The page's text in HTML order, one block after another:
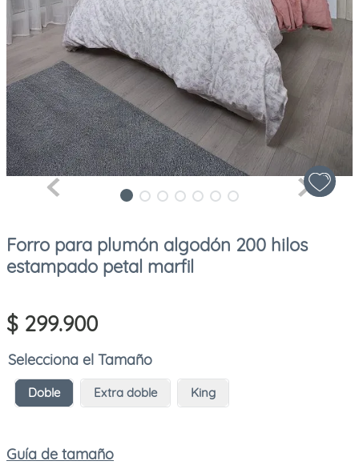
Forro para plumón algodón 200 hilos
estampado petal marfil
$ 299.900
Tamaño
Doble Extra doble King
Guía de tamaño